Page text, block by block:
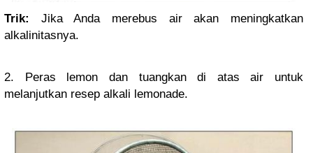
Trik:
Jika Anda merebus air akan meningkatkan
alkalinitasnya.
2. Peras lemon dan tuangkan di atas air untuk
melanjutkan resep alkali lemonade.